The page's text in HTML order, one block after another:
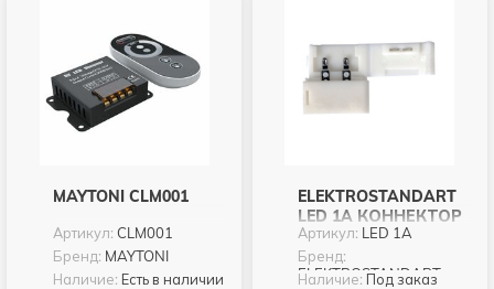
MAYTONI CLM001
Артикул: CLM001
Бренд: MAYTONI
Наличие: Есть в наличии
ELEKTROSTANDART
LED 1A КОННЕКТОР
ДЛЯ
ОДНОЦВЕТНОЙ
СВЕТОДИОДНОЙ
Артикул: LED 1A
Бренд:
ELEKTROSTANDART
Наличие: Под заказ